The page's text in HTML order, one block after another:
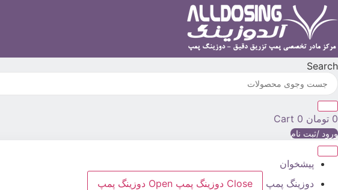
پرش
به
Search
0 تومان 0
Cart
ورود /ثبت نام
پیشخوان
دوزینگ پمپ
Close دوزینگ پمپ Open دوزینگ پمپ